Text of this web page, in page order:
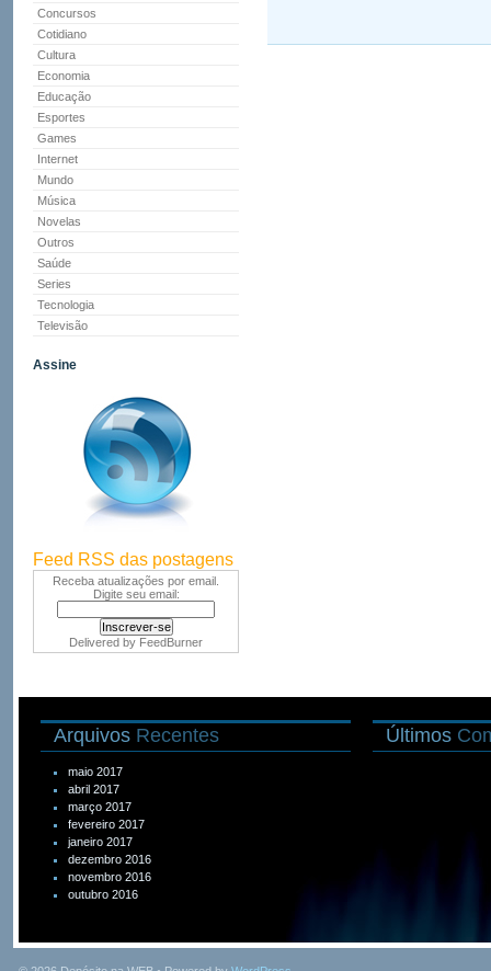
Concursos
Cotidiano
Cultura
Economia
Educação
Esportes
Games
Internet
Mundo
Música
Novelas
Outros
Saúde
Series
Tecnologia
Televisão
Assine
Feed RSS das postagens
Receba atualizações por email.
Digite seu email:
Delivered by FeedBurner
Arquivos Recentes
maio 2017
abril 2017
março 2017
fevereiro 2017
janeiro 2017
dezembro 2016
novembro 2016
outubro 2016
Últimos